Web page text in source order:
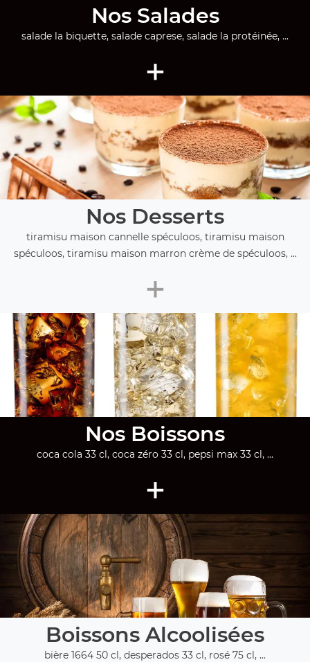
Nos Salades
salade la biquette, salade caprese, salade la protéinée, ...
+
Nos Desserts
tiramisu maison cannelle spéculoos, tiramisu maison
spéculoos, tiramisu maison marron crème de spéculoos, ...
+
Nos Boissons
coca cola 33 cl, coca zéro 33 cl, pepsi max 33 cl, ...
+
Boissons Alcoolisées
bière 1664 50 cl, desperados 33 cl, rosé 75 cl, ...